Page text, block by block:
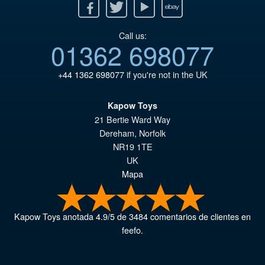
Twitter Youtube Ebay
Call us:
01362 698077
+44 1362 698077if you're not in the UK
Kapow Toys
21 Bertie Ward Way
Dereham, Norfolk
NR19 1TE
UK
Mapa
Kapow Toysanotada4.9/5de3484comentarios de clientes en
feefo.